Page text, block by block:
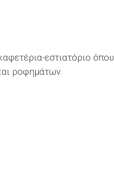
εστιατόριο όπου
ροφημάτων.